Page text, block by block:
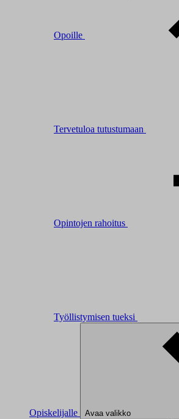
Opoille
Tervetuloa tutustumaan
Opintojen rahoitus
Työllistymisen tueksi
Opiskelijalle Avaa valikko